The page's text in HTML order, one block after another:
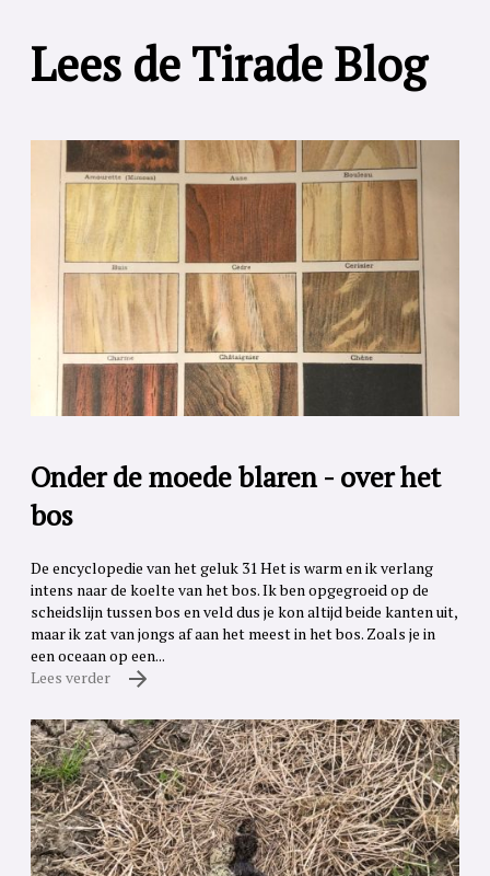
Lees de Tirade Blog
Onder de moede blaren - over het
bos
De encyclopedie van het geluk 31 Het is warm en ik verlang
intens naar de koelte van het bos. Ik ben opgegroeid op de
scheidslijn tussen bos en veld dus je kon altijd beide kanten uit,
maar ik zat van jongs af aan het meest in het bos. Zoals je in
een oceaan op een...
Lees verder